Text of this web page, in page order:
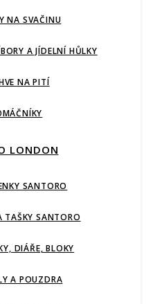
NA SVAČINU
A JÍDELNÍ HŮLKY
NA PITÍ
LONDON
SANTORO
TAŠKY SANTORO
DIÁŘE, BLOKY
A POUZDRA